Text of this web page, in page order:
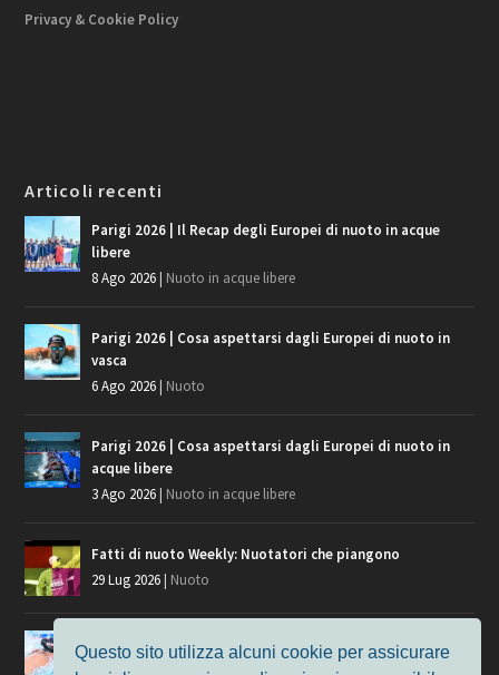
Privacy & Cookie Policy
Articoli recenti
Parigi 2026 | Il Recap degli Europei di nuoto in acque
libere
8 Ago 2026| Nuoto in acque libere
Parigi 2026 | Cosa aspettarsi dagli Europei di nuoto in
vasca
6 Ago 2026| Nuoto
Parigi 2026 | Cosa aspettarsi dagli Europei di nuoto in
acque libere
3 Ago 2026| Nuoto in acque libere
Fatti di nuoto Weekly: Nuotatori che piangono
29 Lug 2026| Nuoto
Giochi del Mediterraneo, i convocati del nuoto per
Questo sito utilizza alcuni cookie per assicurare